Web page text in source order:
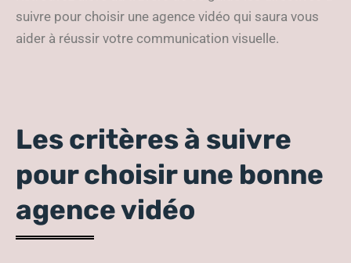
suivre pour choisir une agence vidéo qui saura vous
aider à réussir votre communication visuelle.
Les critères à suivre
pour choisir une bonne
agence vidéo